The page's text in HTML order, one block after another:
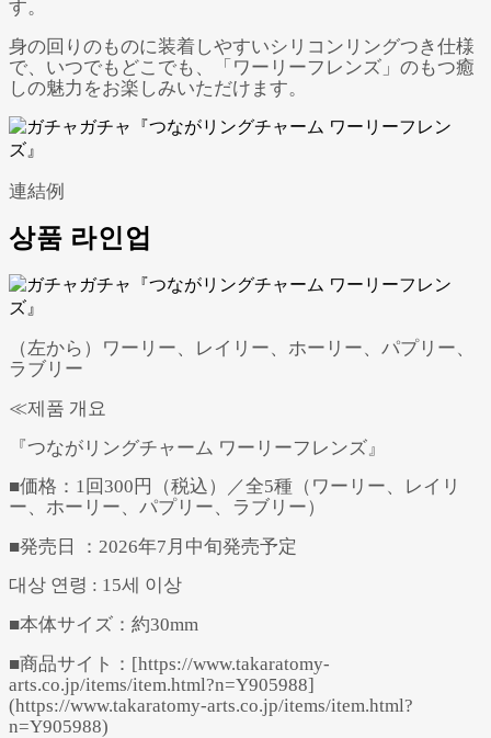
す。
身の回りのものに装着しやすいシリコンリングつき仕様
で、いつでもどこでも、「ワーリーフレンズ」のもつ癒
しの魅力をお楽しみいただけます。
連結例
상품 라인업
（左から）ワーリー、レイリー、ホーリー、パプリー、
ラブリー
≪제품 개요
『つながリングチャーム ワーリーフレンズ』
■価格：1回300円（税込）／全5種（ワーリー、レイリ
ー、ホーリー、パプリー、ラブリー）
■発売日 ：2026年7月中旬発売予定
대상 연령 : 15세 이상
■本体サイズ：約30mm
■商品サイト：[https://www.takaratomy-
arts.co.jp/items/item.html?n=Y905988]
(https://www.takaratomy-arts.co.jp/items/item.html?
n=Y905988)